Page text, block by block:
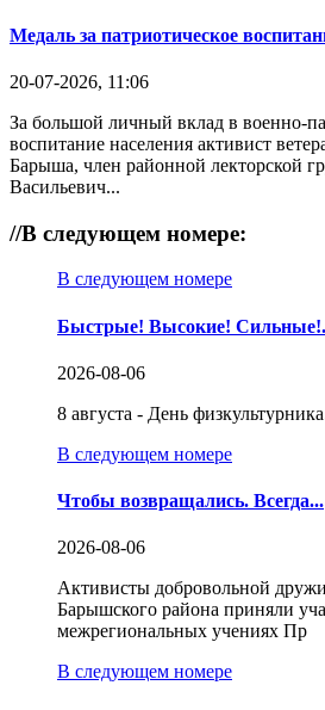
Медаль за патриотическое
20-07-2026, 11:06
За большой личный вклад в военно-
воспитание населения активист
Барыша, член районной лекторской
Васильевич...
//В следующем номере:
В следующем номере
Быстрые! Высокие!
2026-08-06
8 августа - День
В следующем номере
Чтобы возвращались. Всегда...
2026-08-06
Активисты добровольной
Барышского района приняли
межрегиональных учениях Пр
В следующем номере